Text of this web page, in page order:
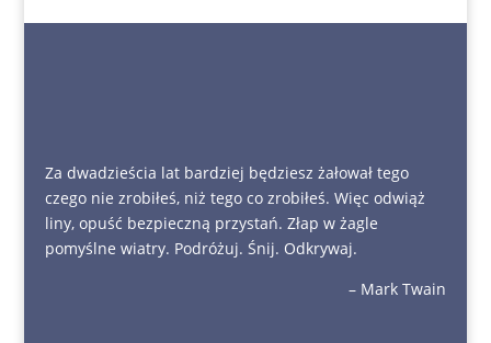
Za dwadzieścia lat bardziej będziesz żałował tego
czego nie zrobiłeś, niż tego co zrobiłeś. Więc odwiąż
liny, opuść bezpieczną przystań. Złap w żagle
pomyślne wiatry. Podróżuj. Śnij. Odkrywaj.
– Mark Twain